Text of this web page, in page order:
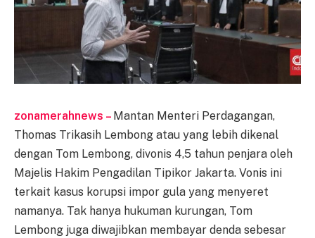
zonamerahnews – Mantan Menteri Perdagangan,
Thomas Trikasih Lembong atau yang lebih dikenal
dengan Tom Lembong, divonis 4,5 tahun penjara oleh
Majelis Hakim Pengadilan Tipikor Jakarta. Vonis ini
terkait kasus korupsi impor gula yang menyeret
namanya. Tak hanya hukuman kurungan, Tom
Lembong juga diwajibkan membayar denda sebesar